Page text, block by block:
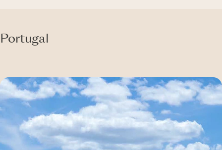
Portugal